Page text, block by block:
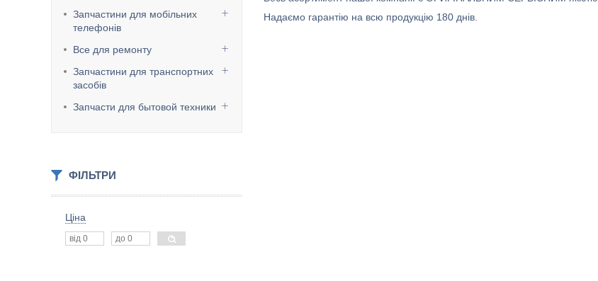
Запчастини для мобільних
телефонів
Все для ремонту
Запчастини для транспортних
засобів
Запчасти для бытовой техники
ФІЛЬТРИ
Ціна
Надаємо гарантію на всю продукцію 180 днів.